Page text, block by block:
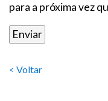
para a próxima vez
< Voltar